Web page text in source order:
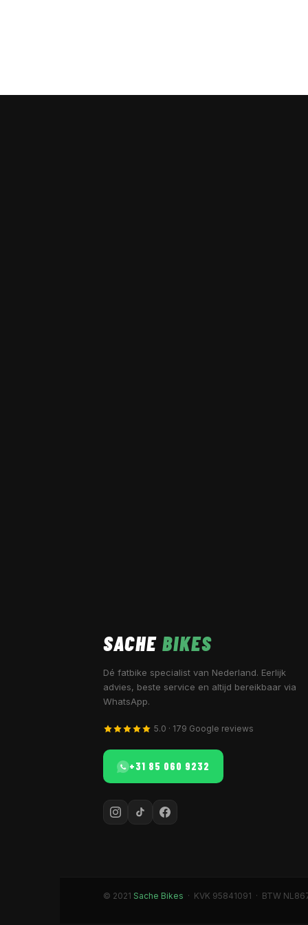
SACHE BIKES
Dé fatbike specialist van Nederland. Eerlijk
advies, beste service en altijd bereikbaar via
WhatsApp.
5.0 · 179 Google reviews
+31 85 060 9232
© 2021 Sache Bikes · KVK 95841091 · BTW